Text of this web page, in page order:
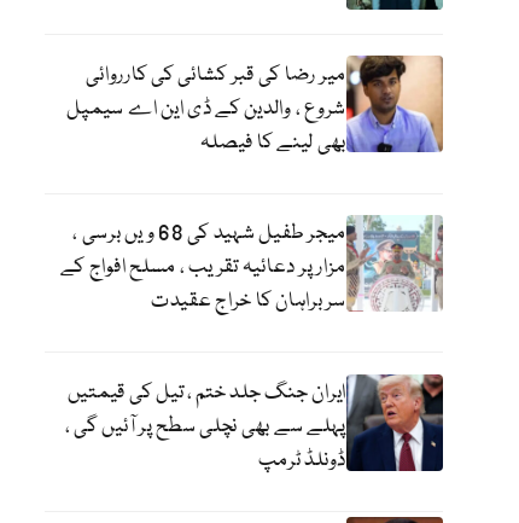
میر رضا کی قبر کشائی کی کارروائی
شروع ، والدین کے ڈی این اے سیمپل
بھی لینے کا فیصلہ
میجر طفیل شہید کی 68 ویں برسی ،
مزار پر دعائیہ تقریب ، مسلح افواج کے
سربراہان کا خراج عقیدت
ایران جنگ جلد ختم ، تیل کی قیمتیں
پہلے سے بھی نچلی سطح پر آئیں گی ،
ڈونلڈ ٹرمپ